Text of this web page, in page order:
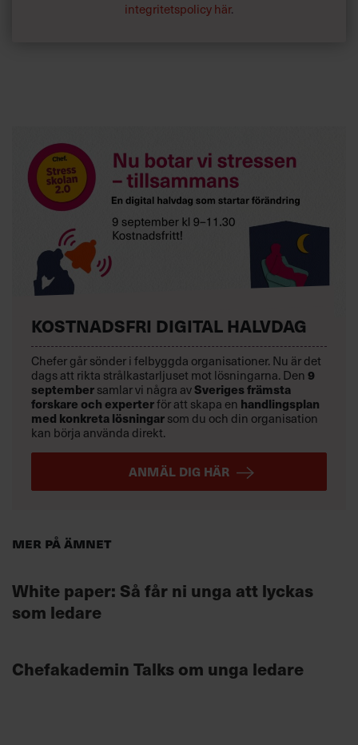
integritetspolicy här.
Mer på ämnet
White paper: Så får ni unga att lyckas
som ledare
Chefakademin Talks om unga ledare
KOSTNADSFRI DIGITAL HALVDAG
Chefer går sönder i felbyggda organisationer. Nu är det
dags att rikta strålkastarljuset mot lösningarna. Den9
septembersamlar vi några avSveriges främsta
forskare och experterför att skapa en handlingsplan
med konkreta lösningarsom du och din organisation
kan börja använda direkt.
ANMÄL DIG HÄR